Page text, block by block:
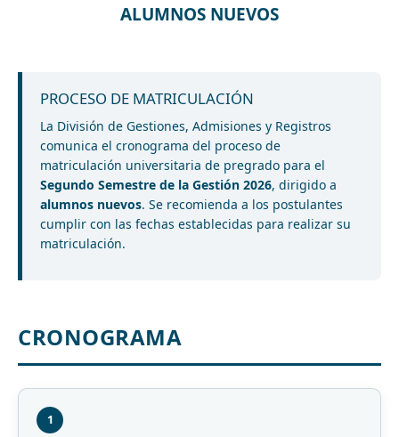
ALUMNOS NUEVOS
PROCESO DE MATRICULACIÓN
La División de Gestiones, Admisiones y Registros
comunica el cronograma del proceso de
matriculación universitaria de pregrado para el
Segundo Semestre de la Gestión 2026, dirigido a
alumnos nuevos. Se recomienda a los postulantes
cumplir con las fechas establecidas para realizar su
matriculación.
CRONOGRAMA
1